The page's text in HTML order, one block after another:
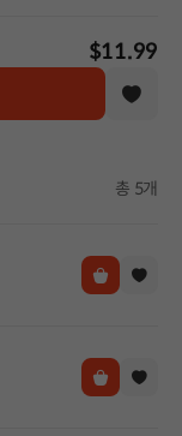
$11.99
총 5개